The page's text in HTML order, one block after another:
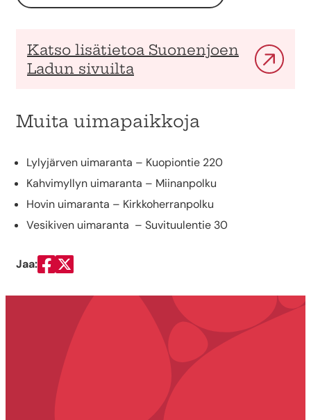
Katso lisätietoa Suonenjoen
Ladun sivuilta
Muita uimapaikkoja
Lylyjärven uimaranta – Kuopiontie 220
Kahvimyllyn uimaranta – Miinanpolku
Hovin uimaranta – Kirkkoherranpolku
Vesikiven uimaranta – Suvituulentie 30
Jaa:
Jaa Facebookissa
Jaa Twitterissä